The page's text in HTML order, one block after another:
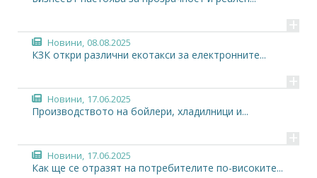
+
Новини, 08.08.2025
КЗК откри различни екотакси за електронните...
+
Новини, 17.06.2025
Производството на бойлери, хладилници и...
+
Новини, 17.06.2025
Как ще се отразят на потребителите по-високите...